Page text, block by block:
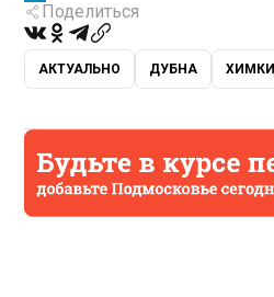
Поделиться
АКТУАЛЬНО ДУБНА ХИМКИ